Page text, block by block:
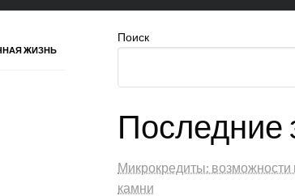
ЖИЗНЬ
Поиск
Последние
Микрокредиты:
камни